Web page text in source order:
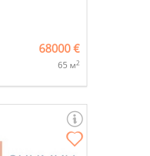
68000 €
65 м2